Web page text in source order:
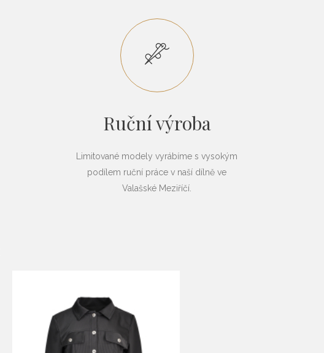
Ruční výroba
Limitované modely vyrábíme s vysokým
podílem ruční práce v naší dílně ve
Valašské Meziříčí.